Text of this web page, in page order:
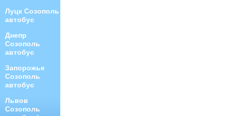
Луцк Созополь
автобус
Днепр
Созополь
автобус
Запорожье
Созополь
автобус
Львов
Созополь